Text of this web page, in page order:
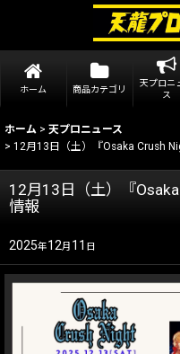
ホーム 商品カテゴリ
天プロニ
ス
ホーム > 天プロニュース
> 12月13日（土）『Osaka Crush
12月13日（土）『
情報
2025年12月 11 日